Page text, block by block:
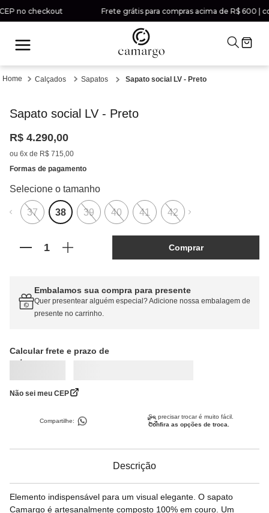
no checkout Frete grátis para compras acima de R$ 600 |
Calçados Sapatos Sapato social LV - Preto
Sapato social LV - Preto
R$ 4.290,00
ou 6x de R$ 715,00
Formas de pagamento
37 38 39 40 41 42
Comprar
Embalamos sua compra para presente
Quer presentear alguém especial? Adicione nossa embalagem de
presente no carrinho.
Calcular frete
Não sei meu CEP
Compartilhe:
Se precisar trocar é muito fácil.
Confira as opções de troca.
Descrição
Elemento indispensável para um visual elegante. O sapato
Camargo é artesanalmente composto 100% em couro. Um